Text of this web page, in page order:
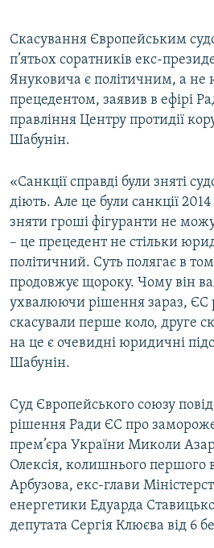
КТАТ
ДОЛУЧАЙСЯ!
Усі сайти RFE/RL
Скасування Європейським
п’ятьох соратників екс-
Януковича є політичним, а
прецедентом, заявив в ефірі
правління Центру протидії
Шабунін.
«Санкції справді були зняті
діють. Але це були санкції
зняти гроші фігуранти не
– це прецедент не стільки
політичний. Суть полягає в
продовжує щороку. Чому він
ухвалюючи рішення зараз, ЄС
скасували перше коло, друге
на це є очевидні юридичні
Шабунін.
Суд Європейського союзу
рішення Ради ЄС про
прем’єра України Миколи
Олексія, колишнього першого
Арбузова, екс-глави
енергетики Едуарда
депутата Сергія Клюєва від 6